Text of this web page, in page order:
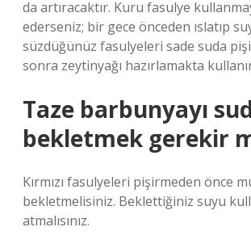
da artıracaktır. Kuru fasulye
ederseniz; bir gece önceden ıslatıp
süzdüğünüz fasulyeleri sade suda
sonra zeytinyağı hazırlamakta
Taze barbunyayı
bekletmek gerekir
Kırmızı fasulyeleri pişirmeden önce
bekletmelisiniz. Beklettiğiniz suyu
atmalısınız.